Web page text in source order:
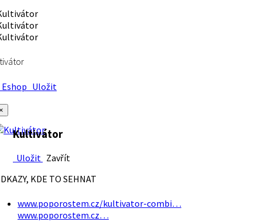
Uložit
Kultivátor
Uložit Zavřít
KDE TO SEHNAT
www.poporostem.cz/kultivator-combi…
www.poporostem.cz…